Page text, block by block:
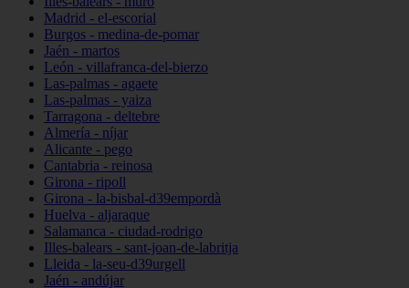
Madrid - el-escorial
Burgos - medina-de-pomar
Jaén - martos
León - villafranca-del-bierzo
Las-palmas - agaete
Las-palmas - yaiza
Tarragona - deltebre
Almería - níjar
Alicante - pego
Cantabria - reinosa
Girona - ripoll
Girona - la-bisbal-d39empordà
Huelva - aljaraque
Salamanca - ciudad-rodrigo
Illes-balears - sant-joan-de-labritja
Lleida - la-seu-d39urgell
Jaén - andújar